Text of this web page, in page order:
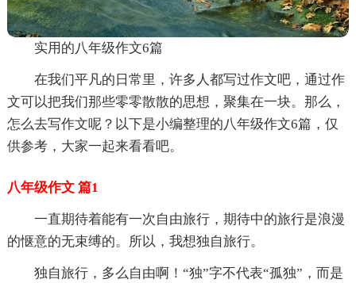
实用的八年级作文6篇
在我们平凡的日常里，许多人都写过作文吧，通过作
文可以把我们那些零零散散的思想，聚集在一块。那么，
怎么去写作文呢？以下是小编整理的八年级作文6篇，仅
供参考，大家一起来看看吧。
八年级作文 篇1
一直期待着能有一次自由旅行，期待中的旅行是浪漫
的惬意的无束缚的。所以，我想独自旅行。
独自旅行，多么自由啊！“独”字不代表“孤独”，而是